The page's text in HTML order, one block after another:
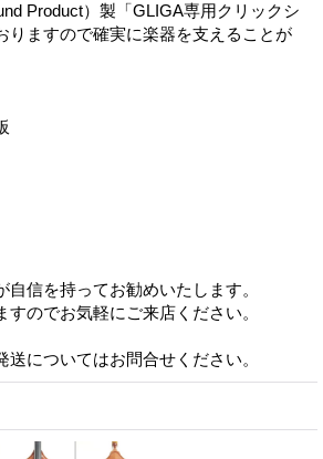
Product）製「GLIGA専用クリックシ
りますので確実に楽器を支えることが
信を持ってお勧めいたします。
のでお気軽にご来店ください。
送についてはお問合せください。